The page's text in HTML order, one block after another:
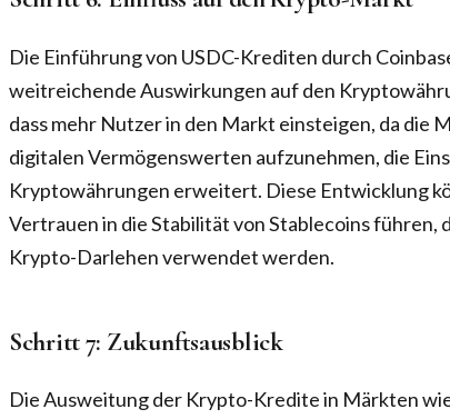
Die Einführung von USDC-Krediten durch
weitreichende Auswirkungen auf den
dass mehr Nutzer in den Markt einsteigen, da die
digitalen Vermögenswerten aufzunehmen, die
Kryptowährungen erweitert. Diese Entwicklung
Vertrauen in die Stabilität von Stablecoins führen,
Krypto-Darlehen verwendet werden.
Schritt 7: Zukunftsausblick
Die Ausweitung der Krypto-Kredite in Märkten